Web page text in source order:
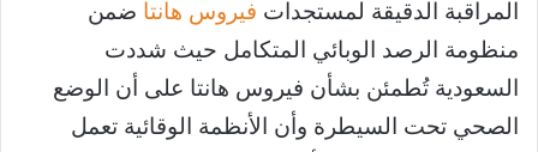
المراقبة الدقيقة لمستجدات فيروس هانتا ضمن
منظومة الرصد الوبائي المتكامل حيث شددت
السعودية تُطمئن بشأن فيروس هانتا على أن الوضع
الصحي تحت السيطرة وأن الأنظمة الوقائية تعمل